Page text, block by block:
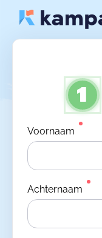
1
Voornaam
Achternaam